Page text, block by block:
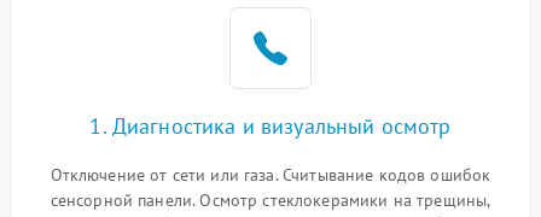
1. Диагностика и визуальный осмотр
Отключение от сети или газа. Считывание кодов ошибок
сенсорной панели. Осмотр стеклокерамики на трещины,